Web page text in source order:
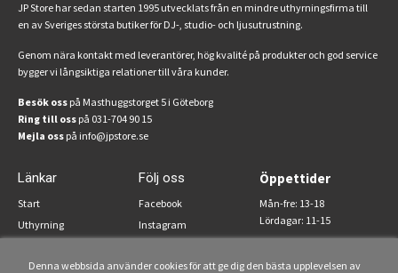
Denna webbsida använder cookies för att ge dig den bästa upplevelsen av
JP Store har sedan starten 1995 utvecklats från en mindre uthyrningsfirma till
en av Sveriges största butiker för DJ-, studio- och ljusutrustning.
Genom nära kontakt med leverantörer, hög kvalité på produkter och god service
bygger vi långsiktiga relationer till våra kunder.
Besök oss på Masthuggstorget 5 i Göteborg
Ring till oss på 031-704 90 15
Mejla oss på info@jpstore.se
Länkar
Start
Uthyrning
Köpvillkor
Följ oss
Facebook
Instagram
Öppettider
Mån-fre: 13-18
Lördagar: 11-15